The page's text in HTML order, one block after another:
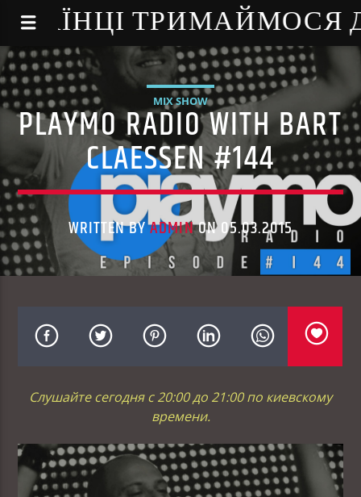
- УКРАЇНЦІ
MIX SHOW
PLAYMO RADIO WITH BART
CLAESSEN #144
WRITTEN BYADMINON 05.03.2015
Слушайте сегодня с 20:00 до 21:00 по киевскому
времени.